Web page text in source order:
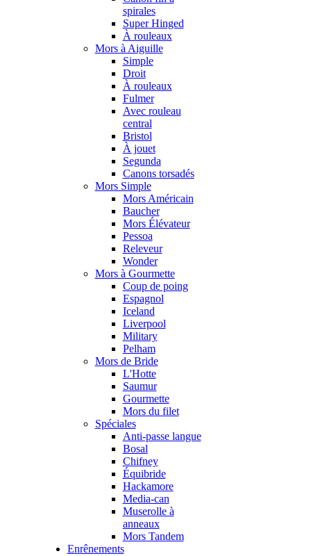
spirales
Super Hinged
À rouleaux
Mors à Aiguille
Simple
Droit
À rouleaux
Fulmer
Avec rouleau
central
Bristol
À jouet
Segunda
Canons torsadés
Mors Simple
Mors Américain
Baucher
Mors Élévateur
Pessoa
Releveur
Wonder
Mors à Gourmette
Coup de poing
Espagnol
Iceland
Liverpool
Military
Pelham
Mors de Bride
L'Hotte
Saumur
Gourmette
Mors du filet
Spéciales
Anti-passe langue
Bosal
Chifney
Équibride
Hackamore
Media-can
Muserolle à
anneaux
Mors Tandem
Enrênements